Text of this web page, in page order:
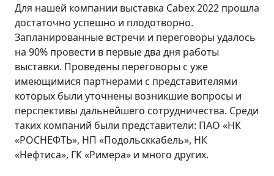
Для нашей компании выставка Cabex 2022 прошла
достаточно успешно и плодотворно.
Запланированные встречи и переговоры удалось
на 90% провести в первые два дня работы
выставки. Проведены переговоры с уже
имеющимися партнерами с представителями
которых были уточнены возникшие вопросы и
перспективы дальнейшего сотрудничества. Среди
таких компаний были представители: ПАО «НК
«РОСНЕФТЬ», НП «Подольсккабель», НК
«Нефтиса», ГК «Римера» и много других.